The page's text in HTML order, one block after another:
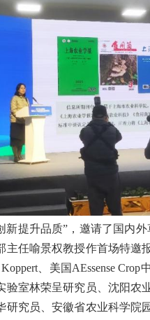
新提升品质” ，邀请了国内
任喻景权教授作首场特邀
、美国AEssenseCrop
室林荣呈研究员、沈阳农
研究员、安徽省农业科学院